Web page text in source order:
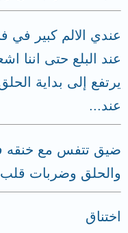
عندي الالم كبير
عند البلع حتى اننا
يرتفع إلى بداية
عند...
ضيق تتفس مع خنقه
والحلق وضربات
اختناق